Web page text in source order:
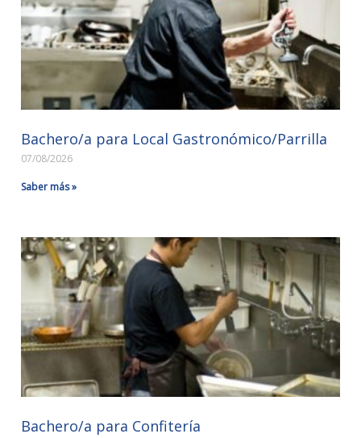
Bachero/a para Local Gastronómico/Parrilla
07/08/2026
Saber más »
Bachero/a para Confitería